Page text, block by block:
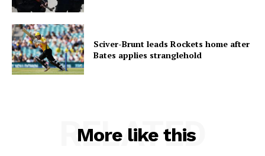
Sciver-Brunt leads Rockets home after
Bates applies stranglehold
More like this
RELATED